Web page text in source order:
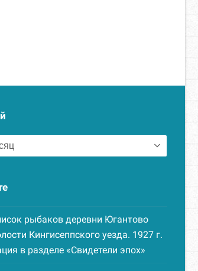
рыбаков деревни Югантово
Кингисеппского уезда. 1927 г.
в разделе «Свидетели эпох»